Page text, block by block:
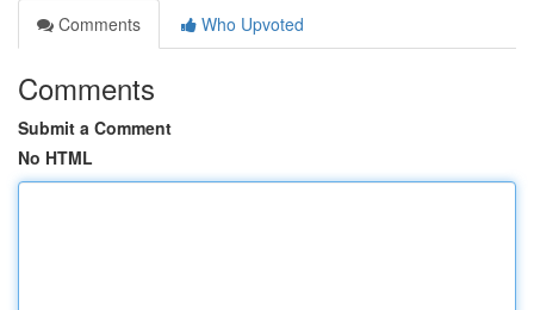
Comments
Who Upvoted
Comments
Submit a Comment
No HTML